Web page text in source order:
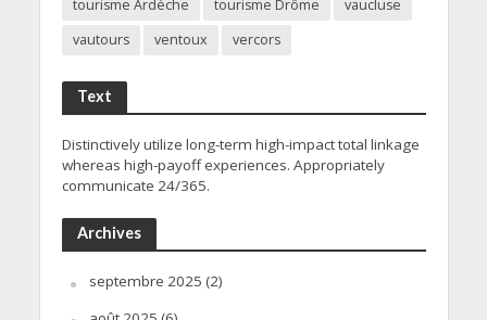
tourisme Ardèche
tourisme Drôme
vaucluse
vautours
ventoux vercors
Text
Distinctively utilize long-term high-impact total linkage
whereas high-payoff experiences. Appropriately
communicate 24/365.
Archives
septembre 2025 (2)